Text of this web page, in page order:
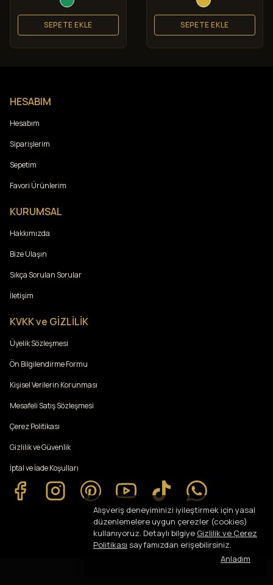
Alışveriş deneyiminizi iyileştirmek için yasal
düzenlemelere uygun çerezler (cookies)
kullanıyoruz. Detaylı bilgiye Gizlilik ve Çerez
Politikası sayfamızdan erişebilirsiniz.
Anladım
SEPETE EKLE SEPETE EKLE
HESABIM
Hesabım
Siparişlerim
Sepetim
Favori Ürünlerim
KURUMSAL
Hakkımızda
Bize Ulaşın
Sıkça Sorulan Sorular
İletişim
KVKK ve GİZLİLİK
Üyelik Sözleşmesi
Ön Bilgilendirme Formu
Kişisel Verilerin Korunması
Mesafeli Satış Sözleşmesi
Çerez Politikası
Gizlilik ve Güvenlik
İptal ve İade Koşulları